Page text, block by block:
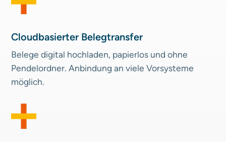
Cloudbasierter Belegtransfer
Belege digital hochladen, papierlos und ohne
Pendel­ordner. Anbindung an viele Vorsysteme
möglich.